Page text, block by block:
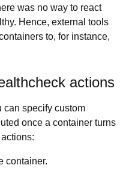
was no way to react
Hence, external tools
to, for instance,
actions
can specify custom
once a container turns
container.